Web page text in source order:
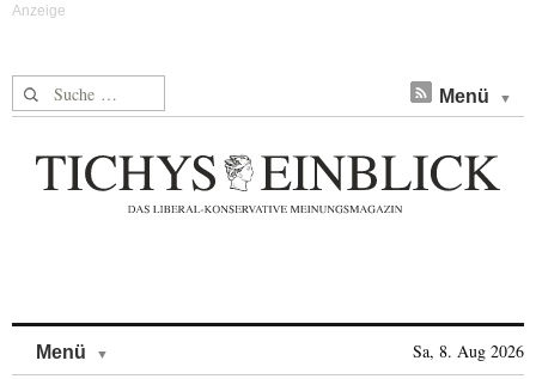
Suche nach: Menü
Menü Sa, 8. Aug 2026